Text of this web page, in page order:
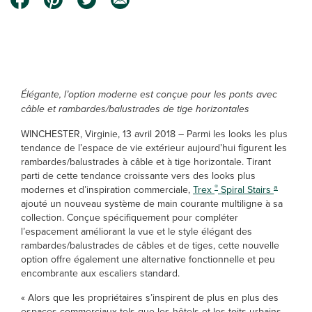
Élégante, l’option moderne est conçue pour les ponts avec
câble et rambardes/balustrades de tige horizontales
WINCHESTER, Virginie, 13 avril 2018 – Parmi les looks les plus
tendance de l’espace de vie extérieur aujourd’hui figurent les
rambardes/balustrades à câble et à tige horizontale. Tirant
parti de cette tendance croissante vers des looks plus
modernes et d’inspiration commerciale, Trex ® Spiral Stairs a
ajouté un nouveau système de main courante multiligne à sa
collection. Conçue spécifiquement pour compléter
l’espacement améliorant la vue et le style élégant des
rambardes/balustrades de câbles et de tiges, cette nouvelle
option offre également une alternative fonctionnelle et peu
encombrante aux escaliers standard.
« Alors que les propriétaires s’inspirent de plus en plus des